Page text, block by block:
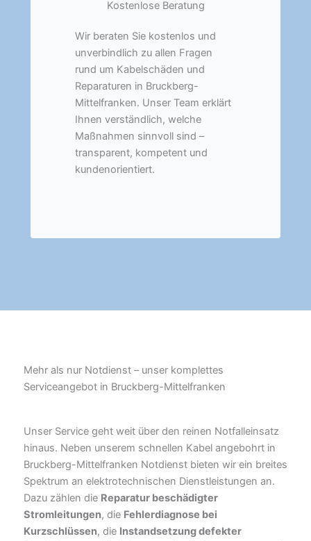
Kostenlose Beratung
Wir beraten Sie kostenlos und
unverbindlich zu allen Fragen
rund um Kabelschäden und
Reparaturen in Bruckberg-
Mittelfranken. Unser Team erklärt
Ihnen verständlich, welche
Maßnahmen sinnvoll sind –
transparent, kompetent und
kundenorientiert.
Mehr als nur Notdienst – unser komplettes
Serviceangebot in Bruckberg-Mittelfranken
Unser Service geht weit über den reinen Notfalleinsatz
hinaus. Neben unserem schnellen Kabel angebohrt in
Bruckberg-Mittelfranken Notdienst bieten wir ein breites
Spektrum an elektrotechnischen Dienstleistungen an.
Dazu zählen die Reparatur beschädigter
Stromleitungen, die Fehlerdiagnose bei
Kurzschlüssen, die Instandsetzung defekter